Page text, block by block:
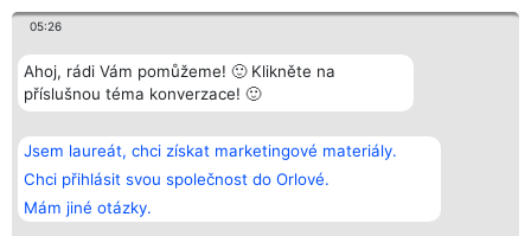
05:26
Ahoj, rádi Vám pomůžeme! 🙂 Klikněte na
příslušnou téma konverzace! 🙂
Jsem laureát, chci získat marketingové materiály.
Chci přihlásit svou společnost do Orlové.
Mám jiné otázky.
Bright Side Solutions sp. z o.
o. sp. k.
ul. Ruska 22
Wrocław 50-079
KRS 0000749100 | Regon
381313360 | NIP 8943132676
Vítězové
Seznam všech
laureátů
Zásady
Zásady
Kontakt